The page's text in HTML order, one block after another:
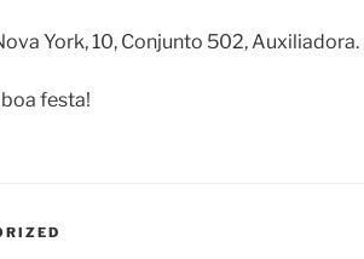
York, 10, Conjunto 502, Auxiliadora.
festa!